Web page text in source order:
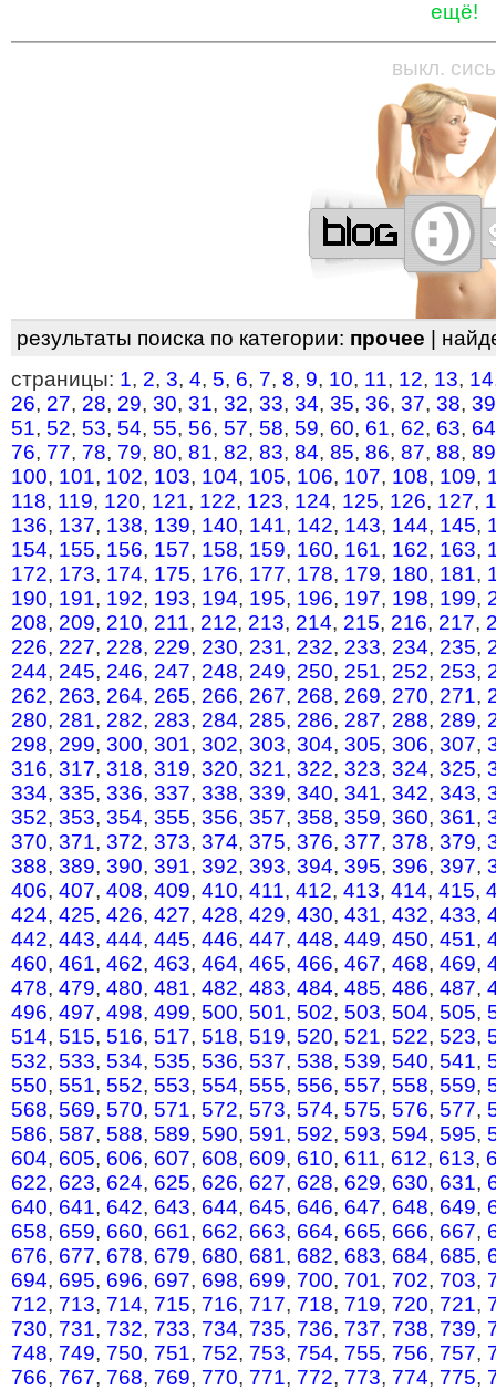
ещё!
—————————————————
выкл.
результаты поиска по категории: прочее |
страницы: 1, 2, 3, 4, 5, 6, 7, 8, 9, 10, 11, 12, 13, 14
26, 27, 28, 29, 30, 31, 32, 33, 34, 35, 36, 37, 38, 39
51, 52, 53, 54, 55, 56, 57, 58, 59, 60, 61, 62, 63, 64
76, 77, 78, 79, 80, 81, 82, 83, 84, 85, 86, 87, 88, 89
100, 101, 102, 103, 104, 105, 106, 107, 108, 109,
118, 119, 120, 121, 122, 123, 124, 125, 126, 127,
136, 137, 138, 139, 140, 141, 142, 143, 144, 145,
154, 155, 156, 157, 158, 159, 160, 161, 162, 163,
172, 173, 174, 175, 176, 177, 178, 179, 180, 181,
190, 191, 192, 193, 194, 195, 196, 197, 198, 199,
208, 209, 210, 211, 212, 213, 214, 215, 216, 217,
226, 227, 228, 229, 230, 231, 232, 233, 234, 235,
244, 245, 246, 247, 248, 249, 250, 251, 252, 253,
262, 263, 264, 265, 266, 267, 268, 269, 270, 271,
280, 281, 282, 283, 284, 285, 286, 287, 288, 289,
298, 299, 300, 301, 302, 303, 304, 305, 306, 307,
316, 317, 318, 319, 320, 321, 322, 323, 324, 325,
334, 335, 336, 337, 338, 339, 340, 341, 342, 343,
352, 353, 354, 355, 356, 357, 358, 359, 360, 361,
370, 371, 372, 373, 374, 375, 376, 377, 378, 379,
388, 389, 390, 391, 392, 393, 394, 395, 396, 397,
406, 407, 408, 409, 410, 411, 412, 413, 414, 415,
424, 425, 426, 427, 428, 429, 430, 431, 432, 433,
442, 443, 444, 445, 446, 447, 448, 449, 450, 451,
460, 461, 462, 463, 464, 465, 466, 467, 468, 469,
478, 479, 480, 481, 482, 483, 484, 485, 486, 487,
496, 497, 498, 499, 500, 501, 502, 503, 504, 505,
514, 515, 516, 517, 518, 519, 520, 521, 522, 523,
532, 533, 534, 535, 536, 537, 538, 539, 540, 541,
550, 551, 552, 553, 554, 555, 556, 557, 558, 559,
568, 569, 570, 571, 572, 573, 574, 575, 576, 577,
586, 587, 588, 589, 590, 591, 592, 593, 594, 595,
604, 605, 606, 607, 608, 609, 610, 611, 612, 613,
622, 623, 624, 625, 626, 627, 628, 629, 630, 631,
640, 641, 642, 643, 644, 645, 646, 647, 648, 649,
658, 659, 660, 661, 662, 663, 664, 665, 666, 667,
676, 677, 678, 679, 680, 681, 682, 683, 684, 685,
694, 695, 696, 697, 698, 699, 700, 701, 702, 703,
712, 713, 714, 715, 716, 717, 718, 719, 720, 721,
730, 731, 732, 733, 734, 735, 736, 737, 738, 739,
748, 749, 750, 751, 752, 753, 754, 755, 756, 757,
766, 767, 768, 769, 770, 771, 772, 773, 774, 775,